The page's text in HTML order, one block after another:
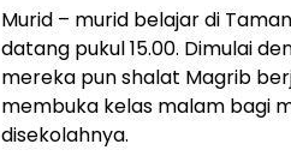
Murid – murid belajar di
datang pukul 15.00. Dimulai
mereka pun shalat Magrib
membuka kelas malam bagi
disekolahnya.